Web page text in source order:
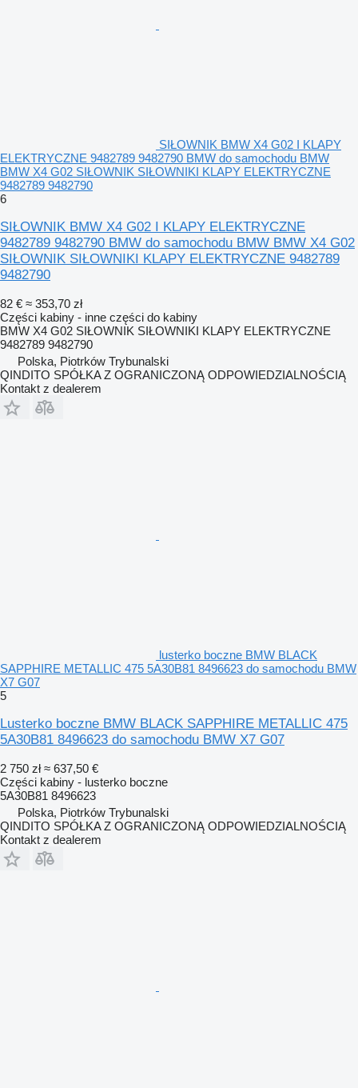
SIŁOWNIK BMW X4 G02 I KLAPY
ELEKTRYCZNE 9482789 9482790 BMW do samochodu BMW
BMW X4 G02 SIŁOWNIK SIŁOWNIKI KLAPY ELEKTRYCZNE
9482789 9482790
6
SIŁOWNIK BMW X4 G02 I KLAPY ELEKTRYCZNE
9482789 9482790 BMW do samochodu BMW BMW X4 G02
SIŁOWNIK SIŁOWNIKI KLAPY ELEKTRYCZNE 9482789
9482790
82 € ≈ 353,70 zł
Części kabiny - inne części do kabiny
BMW X4 G02 SIŁOWNIK SIŁOWNIKI KLAPY ELEKTRYCZNE
9482789 9482790
Polska, Piotrków Trybunalski
QINDITO SPÓŁKA Z OGRANICZONĄ ODPOWIEDZIALNOŚCIĄ
Kontakt z dealerem
lusterko boczne BMW BLACK
SAPPHIRE METALLIC 475 5A30B81 8496623 do samochodu BMW
X7 G07
5
Lusterko boczne BMW BLACK SAPPHIRE METALLIC 475
5A30B81 8496623 do samochodu BMW X7 G07
2 750 zł ≈ 637,50 €
Części kabiny - lusterko boczne
5A30B81 8496623
Polska, Piotrków Trybunalski
QINDITO SPÓŁKA Z OGRANICZONĄ ODPOWIEDZIALNOŚCIĄ
Kontakt z dealerem